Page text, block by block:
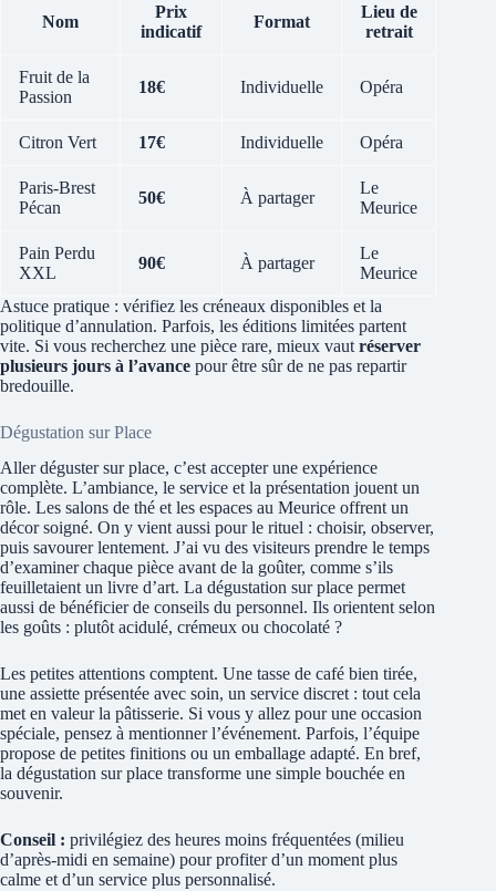
Nom
Prix
indicatif
Format
Lieu de
retrait
Fruit de la
Passion
18€ Individuelle Opéra
Citron Vert 17€ Individuelle Opéra
Paris-Brest
Pécan
50€ À partager
Le
Meurice
Pain Perdu
XXL
90€ À partager
Le
Meurice
Astuce pratique : vérifiez les créneaux disponibles et la
politique d’annulation. Parfois, les éditions limitées partent
vite. Si vous recherchez une pièce rare, mieux vaut réserver
plusieurs jours à l’avance pour être sûr de ne pas repartir
bredouille.
Dégustation sur Place
Aller déguster sur place, c’est accepter une expérience
complète. L’ambiance, le service et la présentation jouent un
rôle. Les salons de thé et les espaces au Meurice offrent un
décor soigné. On y vient aussi pour le rituel : choisir, observer,
puis savourer lentement. J’ai vu des visiteurs prendre le temps
d’examiner chaque pièce avant de la goûter, comme s’ils
feuilletaient un livre d’art. La dégustation sur place permet
aussi de bénéficier de conseils du personnel. Ils orientent selon
les goûts : plutôt acidulé, crémeux ou chocolaté ?
Les petites attentions comptent. Une tasse de café bien tirée,
une assiette présentée avec soin, un service discret : tout cela
met en valeur la pâtisserie. Si vous y allez pour une occasion
spéciale, pensez à mentionner l’événement. Parfois, l’équipe
propose de petites finitions ou un emballage adapté. En bref,
la dégustation sur place transforme une simple bouchée en
souvenir.
Conseil : privilégiez des heures moins fréquentées (milieu
d’après-midi en semaine) pour profiter d’un moment plus
calme et d’un service plus personnalisé.